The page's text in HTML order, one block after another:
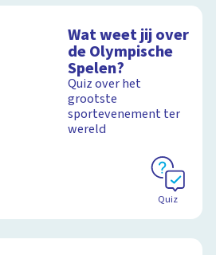
Wat weet jij over
de Olympische
Spelen?
Quiz over het
grootste
sportevenement ter
wereld
Quiz